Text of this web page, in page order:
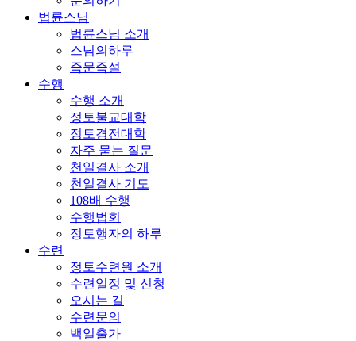
법륜스님
법륜스님 소개
스님의하루
즉문즉설
수행
수행 소개
정토불교대학
정토경전대학
자주 묻는 질문
천일결사 소개
천일결사 기도
108배 수행
수행법회
정토행자의 하루
수련
정토수련원 소개
수련일정 및 신청
오시는 길
수련문의
백일출가